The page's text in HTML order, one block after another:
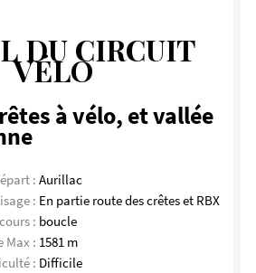
DU CIRCUIT
VÉLO
à vélo, et vallée
: Aurillac
: En partie route des crêtes et RBX
: boucle
Max : 1581 m
: Difficile